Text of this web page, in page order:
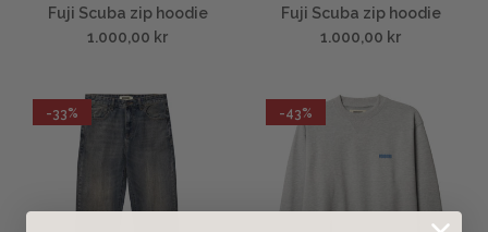
Fuji Scuba zip hoodie
1.000,00 kr
Fuji Scuba zip hoodie
1.000,00 kr
-33% -43%